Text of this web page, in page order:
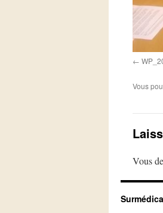
Vous
Vous